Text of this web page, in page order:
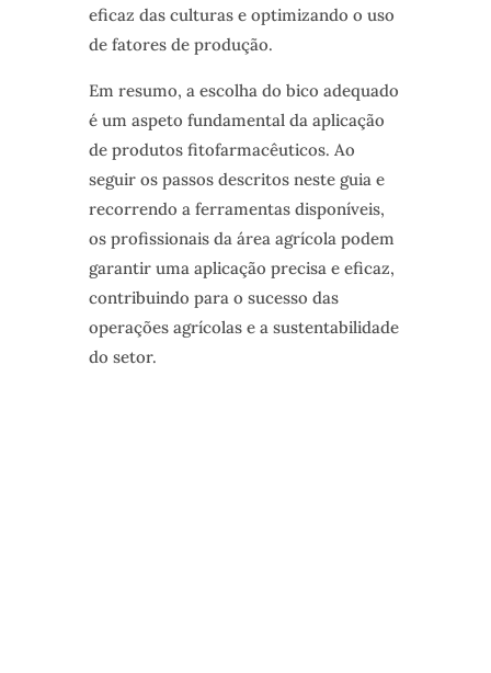
eficaz das culturas e optimizando o uso
de fatores de produção.
Em resumo, a escolha do bico adequado
é um aspeto fundamental da aplicação
de produtos fitofarmacêuticos. Ao
seguir os passos descritos neste guia e
recorrendo a ferramentas disponíveis,
os profissionais da área agrícola podem
garantir uma aplicação precisa e eficaz,
contribuindo para o sucesso das
operações agrícolas e a sustentabilidade
do setor.